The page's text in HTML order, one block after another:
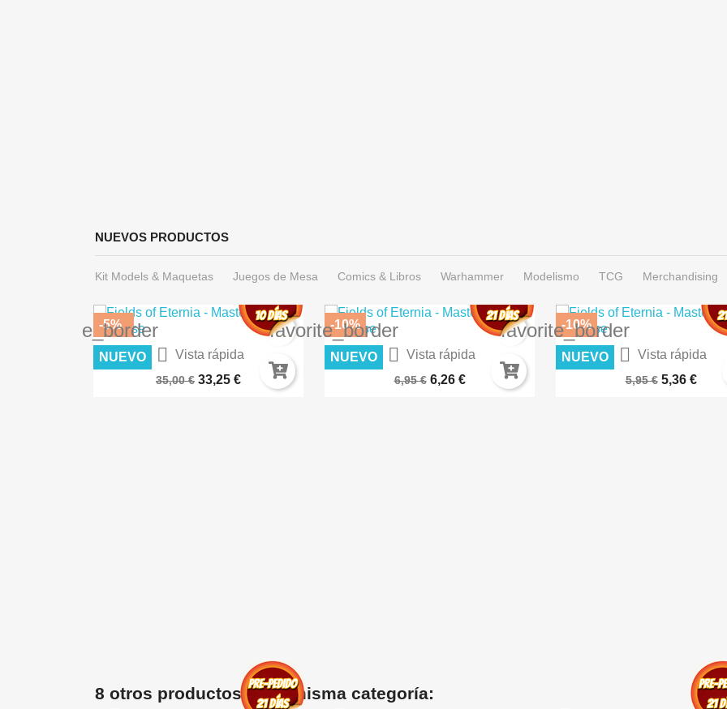
NUEVOS PRODUCTOS
Kit Models & Maquetas Juegos de Mesa Comics & Libros Warhammer Modelismo TCG Merchandising
favorite_border

Vista rápida
Warhammer 40.000: Imperium...
35,00 € 33,25 €
-5%
NUEVO
favorite_border

Vista rápida
DESIERTO LUNAR – TERRENOS...
6,95 € 6,26 €
-10%
NUEVO
favorite_border

Vista rápida
CÉSPED FLOCK 2MM SECO
5,95 € 5,36 €
-10%
NUEVO
8 otros productos en la misma categoría: